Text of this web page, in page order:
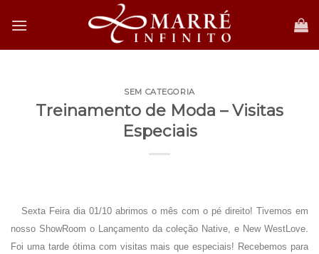
SEM CATEGORIA
Treinamento de Moda – Visitas
Especiais
Sexta Feira dia 01/10 abrimos o mês com o pé direito! Tivemos em
nosso ShowRoom o Lançamento da coleção Native, e New WestLove.
Foi uma tarde ótima com visitas mais que especiais! Recebemos para